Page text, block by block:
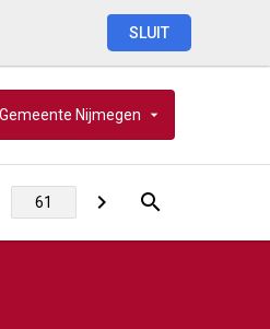
SLUIT
Gemeente Nijmegen